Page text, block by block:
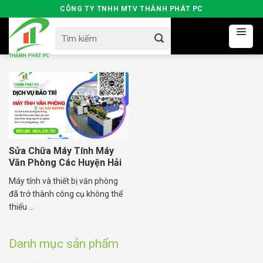
to
content
CÔNG TY TNHH MTV THÀNH PHÁT PC
for:
Danh mục sản phẩm
Sửa Chữa Máy Tính Máy
Văn Phòng Các Huyện Hải
Máy tính và thiết bị văn phòng
đã trở thành công cụ không thể
thiếu ...